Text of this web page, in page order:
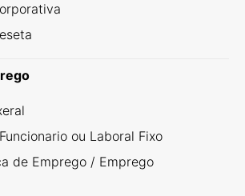
ou Laboral Fixo
de Emprego / Emprego